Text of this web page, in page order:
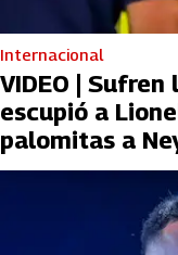
Internacional
VIDEO |
escupió a
palomitas a